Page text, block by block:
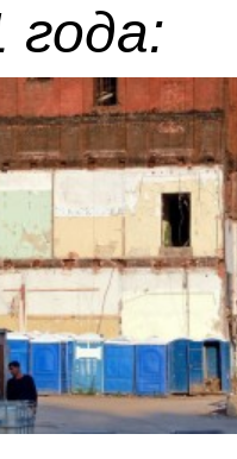
года: